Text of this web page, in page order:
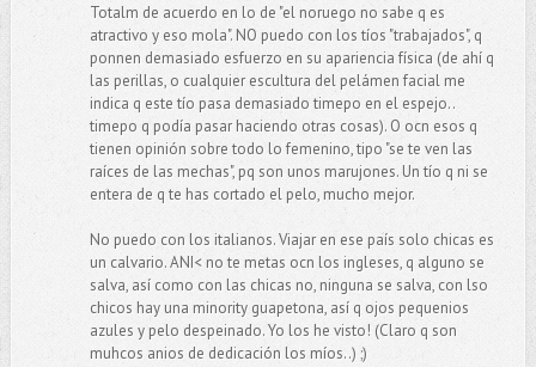
Totalm de acuerdo en lo de "el noruego no sabe q es
atractivo y eso mola". NO puedo con los tíos "trabajados", q
ponnen demasiado esfuerzo en su apariencia física (de ahí q
las perillas, o cualquier escultura del pelámen facial me
indica q este tío pasa demasiado timepo en el espejo..
timepo q podía pasar haciendo otras cosas). O ocn esos q
tienen opinión sobre todo lo femenino, tipo "se te ven las
raíces de las mechas", pq son unos marujones. Un tío q ni se
entera de q te has cortado el pelo, mucho mejor.
No puedo con los italianos. Viajar en ese país solo chicas es
un calvario. ANI< no te metas ocn los ingleses, q alguno se
salva, así como con las chicas no, ninguna se salva, con lso
chicos hay una minority guapetona, así q ojos pequenios
azules y pelo despeinado. Yo los he visto! (Claro q son
muhcos anios de dedicación los míos..) ;)